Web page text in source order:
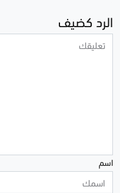
الرد كضيف
اسم